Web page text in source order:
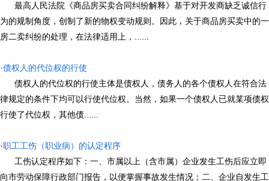
最高人民法院《商品房买卖合同纠纷解释》基于对开发商缺乏诚信行
为的规制角度，创制了新的物权变动规则。因此，关于商品房买卖中的一
房二卖纠纷的处理，在法律适用上，......
·债权人的代位权的行使
债权人的代位权的行使主体是债权人，债务人的各个债权人在符合法
律规定的条件下均可以行使代位权。当然，如果一个债权人已就某项债权
行使了代位权，其他债......
·职工工伤（职业病）的认定程序
工伤认定程序如下：一、市属以上（含市属）企业发生工伤后应立即
向市劳动保障行政部门报告，以便掌握事故发生情况；二、企业自发生工